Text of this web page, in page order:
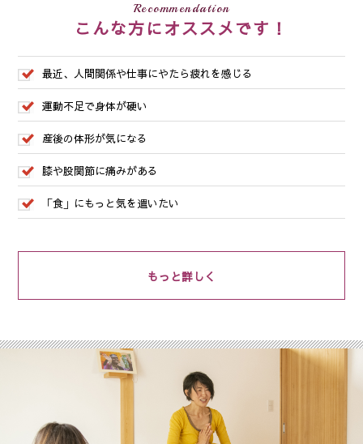
Recommendation
こんな方にオススメです！
最近、人間関係や仕事にやたら疲れを感じる
運動不足で身体が硬い
産後の体形が気になる
膝や股関節に痛みがある
「食」にもっと気を遣いたい
もっと詳しく